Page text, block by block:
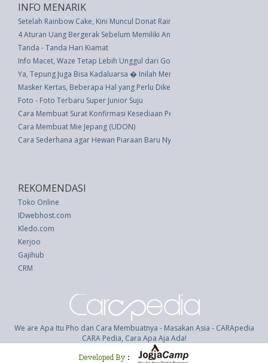
INFO MENARIK
Setelah Rainbow Cake, Kini Muncul Donat Rainbow
4 Aturan Uang Bergerak Sebelum Memiliki Anak
Tanda - Tanda Hari Kiamat
Info Macet, Waze Tetap Lebih Unggul dari Google Maps
Ya, Tepung Juga Bisa Kadaluarsa � Inilah Mengapa Anda Perlu
Masker Kertas, Beberapa Hal yang Perlu Diketahui
Foto - Foto Terbaru Super Junior Suju
Cara Membuat Surat Konfirmasi Kesediaan Pembicara Seminar Beserta
Cara Membuat Mie Jepang (UDON)
Cara Sederhana agar Hewan Piaraan Baru Nyaman di Rumah Anda
REKOMENDASI
Toko Online
IDwebhost.com
Kledo.com
Kerjoo
Gajihub
CRM
We are Apa Itu Pho dan Cara Membuatnya - Masakan Asia - CARApedia
CARA Pedia, Cara Apa Aja Ada!